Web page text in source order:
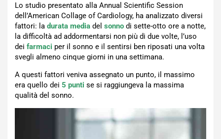
Lo studio presentato alla Annual Scientific Session
dell’American Collage of Cardiology, ha analizzato diversi
fattori: la durata media del sonno di sette-otto ore a notte,
la difficoltà ad addormentarsi non più di due volte, l’uso
dei farmaci per il sonno e il sentirsi ben riposati una volta
svegli almeno cinque giorni in una settimana.
A questi fattori veniva assegnato un punto, il massimo
era quello dei 5 punti se si raggiungeva la massima
qualità del sonno.